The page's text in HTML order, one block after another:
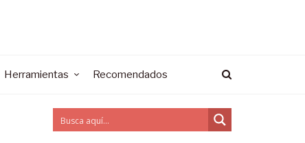
Herramientas Recomendados